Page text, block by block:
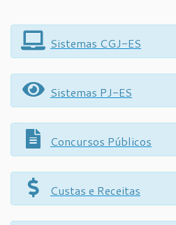
Sistemas CGJ-ES
Sistemas PJ-ES
Concursos Públicos
Custas e Receitas